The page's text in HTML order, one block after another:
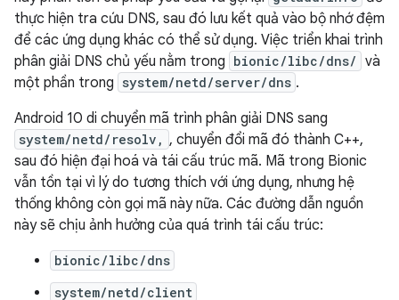
thực hiện tra cứu DNS, sau đó lưu kết quả vào bộ nhớ đệm
để các ứng dụng khác có thể sử dụng. Việc triển khai trình
phân giải DNS chủ yếu nằm trong bionic/libc/dns/ và
một phần trong system/netd/server/dns .
Android 10 di chuyển mã trình phân giải DNS sang
system/netd/resolv, , chuyển đổi mã đó thành C++,
sau đó hiện đại hoá và tái cấu trúc mã. Mã trong Bionic
vẫn tồn tại vì lý do tương thích với ứng dụng, nhưng hệ
thống không còn gọi mã này nữa. Các đường dẫn nguồn
này sẽ chịu ảnh hưởng của quá trình tái cấu trúc:
bionic/libc/dns
system/netd/client